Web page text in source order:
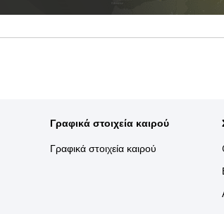
Γραφικά στοιχεία καιρού
Γραφικά στοιχεία καιρού